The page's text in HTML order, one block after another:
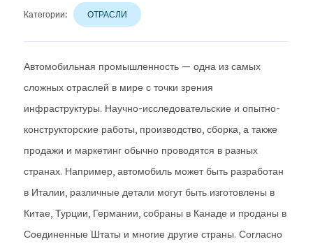
Категории: ОТРАСЛИ
Автомобильная промышленность — одна из самых
сложных отраслей в мире с точки зрения
инфраструктуры. Научно-исследовательские и опытно-
конструкторские работы, производство, сборка, а также
продажи и маркетинг обычно проводятся в разных
странах. Например, автомобиль может быть разработан
в Италии, различные детали могут быть изготовлены в
Китае, Турции, Германии, собраны в Канаде и проданы в
Соединенные Штаты и многие другие страны. Согласно